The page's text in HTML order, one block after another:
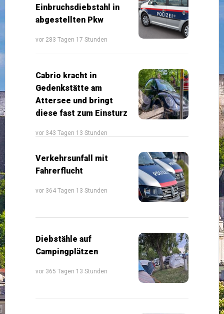
Einbruchsdiebstahl in
abgestellten Pkw
vor 283 Tagen 17 Stunden
Cabrio kracht in
Gedenkstätte am
Attersee und bringt
diese fast zum Einsturz
vor 343 Tagen 13 Stunden
Verkehrsunfall mit
Fahrerflucht
vor 364 Tagen 13 Stunden
Diebstähle auf
Campingplätzen
vor 365 Tagen 13 Stunden